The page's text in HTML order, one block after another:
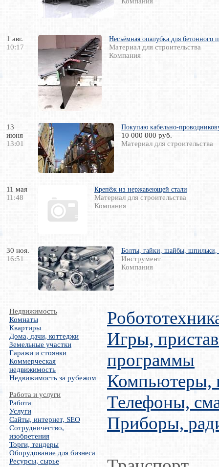
1 авг.
10:17
Несъёмная опалубка для бетонного
Материал для строительства
Компания
13
июня
13:01
Покупаю кабельно-
10 000 000 руб.
Материал для строительства
11 мая
11:48
Крепёж из нержавеющей стали
Материал для строительства
Компания
30 ноя.
16:51
Болты, гайки, шайбы, шпильки,
Инструмент
Компания
Недвижимость
Комнаты
Квартиры
Дома, дачи, коттеджи
Земельные участки
Гаражи и стоянки
Коммерческая
недвижимость
Недвижимость за рубежом
Работа и услуги
Работа
Услуги
Сайты, интернет, SEO
Сотрудничество,
изобретения
Торги, тендеры
Оборудование для бизнеса
Ресурсы, сырье
Игры,
программы
Компьютеры,
Телефоны,
Приборы,